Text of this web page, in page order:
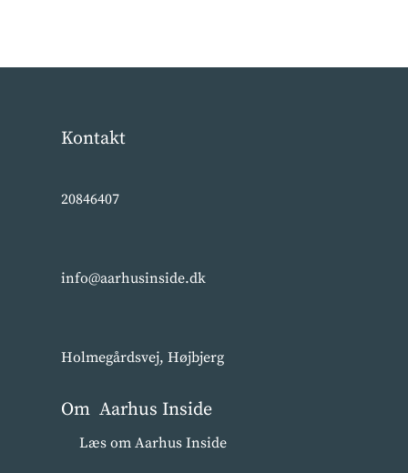
Kontakt
20846407
info@aarhusinside.dk
Holmegårdsvej, Højbjerg
Om Aarhus Inside
Læs om Aarhus Inside